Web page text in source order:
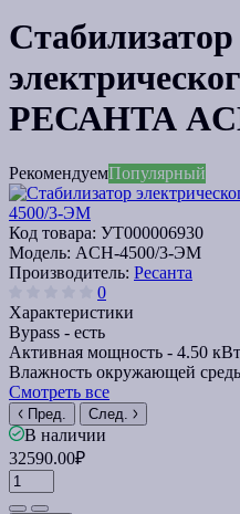
Стабилизатор
РЕСАНТА
РекомендуемПопулярный
Код товара: УТ000006930
Модель: ACH-4500/3-ЭМ
Производитель: Ресанта
0
Характеристики
Bypass - есть
Активная мощность - 4.50 кВт
Влажность окружающей
Смотреть все
Пред. След.
В наличии
32590.00₽